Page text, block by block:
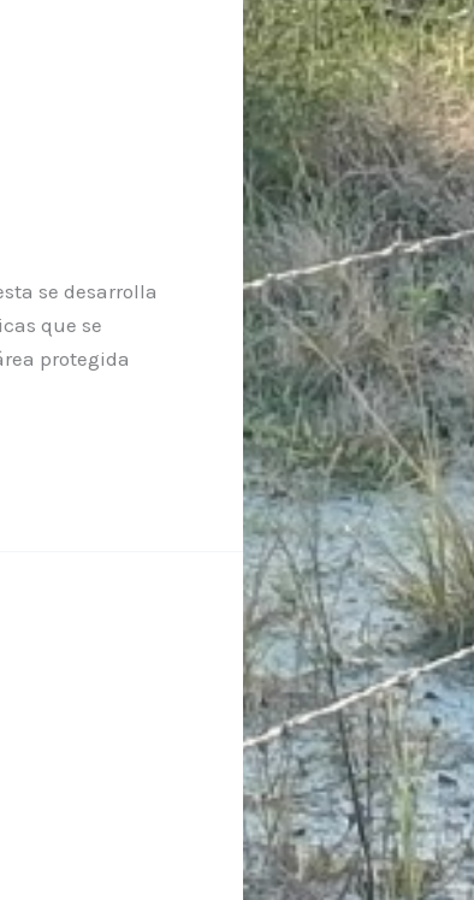
se desarrolla
que se
protegida